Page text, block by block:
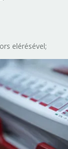
elérésével;